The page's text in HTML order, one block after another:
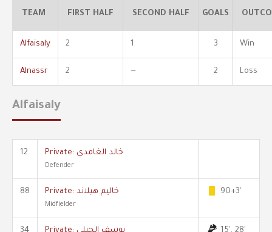
TEAM FIRST HALF SECOND HALF GOALS
Alfaisaly 2 1 3 Win
Alnassr 2 — 2 Loss
Alfaisaly
12 Private: خالد الغامدي
Defender
88 Private: خاليم هيلاند
Midfielder
90+3'